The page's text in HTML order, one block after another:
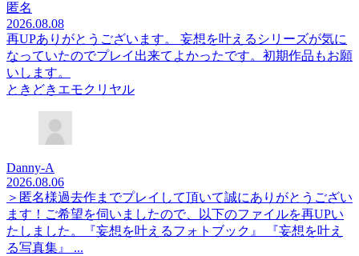
匿名
2026.08.08
再UPありがとうございます。 妄想を叶えるシリーズが気に
なっていたのでプレイ出来てよかったです。初期作品もお願
いします。
ときどきエモクリヤル
Danny-A
2026.08.06
＞匿名様過去作までプレイして頂いて誠にありがとうござい
ます！ご希望を伺いましたので、以下のファイルを再UPい
たしました。『妄想を叶えるフォトブック』 『妄想を叶え
る写真集』 ...